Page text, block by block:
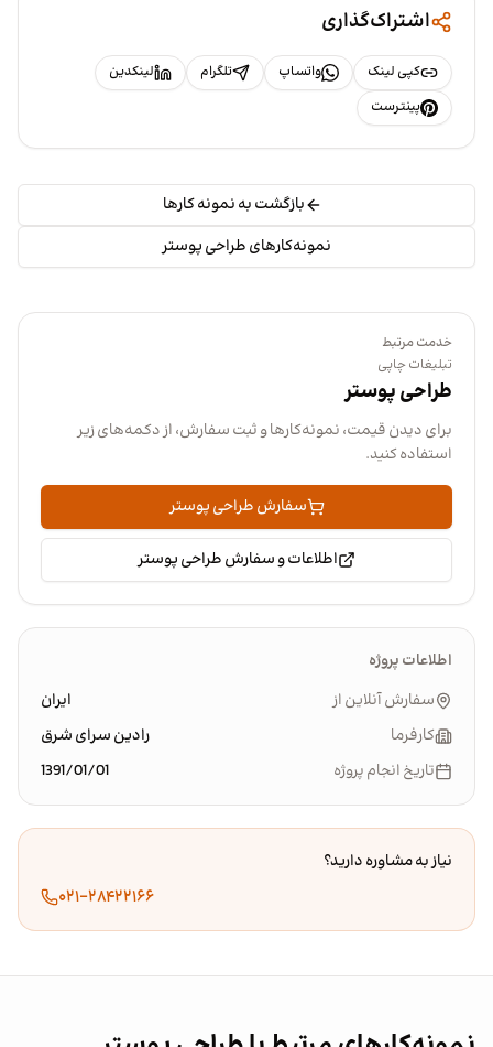
اشتراک‌گذاری
کپی لینک واتساپ تلگرام
لینکدین
پینترست
بازگشت به نمونه کارها
نمونه‌کارهای طراحی پوستر
خدمت مرتبط
تبلیغات چاپی
طراحی پوستر
برای دیدن قیمت، نمونه‌کارها و ثبت سفارش، از دکمه‌های زیر
استفاده کنید.
سفارش طراحی پوستر
اطلاعات و سفارش طراحی پوستر
اطلاعات پروژه
سفارش آنلاین از
ایران
کارفرما
رادین سرای شرق
تاریخ انجام پروژه
1391/01/01
نیاز به مشاوره دارید؟
۰۲۱-۲۸۴۲۲۱۶۶